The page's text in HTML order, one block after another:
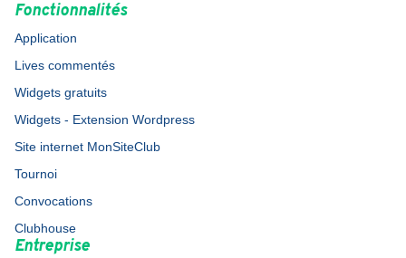
Fonctionnalités
Application
Lives commentés
Widgets gratuits
Widgets - Extension Wordpress
Site internet MonSiteClub
Tournoi
Convocations
Clubhouse
Entreprise